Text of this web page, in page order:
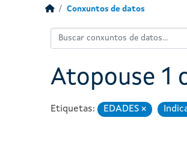
Conxuntos de datos
Atopouse 1
Etiquetas: EDADES Eliminar